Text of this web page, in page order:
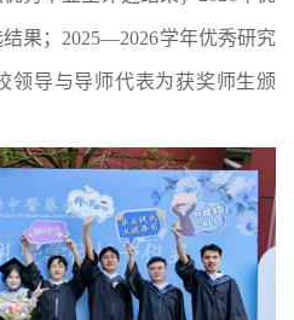
果；2025—2026学年优秀研究
领导与导师代表为获奖师生颁